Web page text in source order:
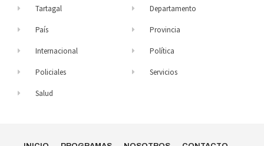
Tartagal
País
Internacional
Policiales
Salud
Departamento
Provincia
Política
Servicios